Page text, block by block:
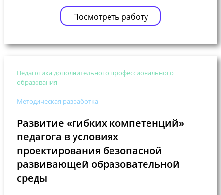
Посмотреть работу
Педагогика дополнительного профессионального
образования
Методическая разработка
Развитие «гибких компетенций»
педагога в условиях
проектирования безопасной
развивающей образовательной
среды